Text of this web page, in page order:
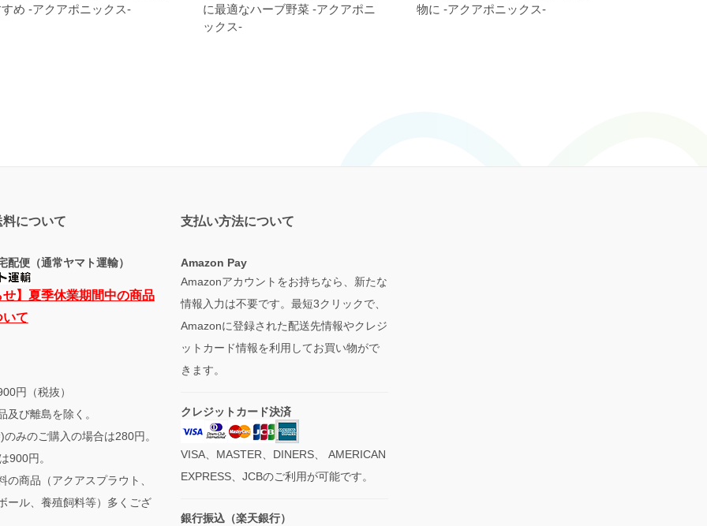
め -アクアポニックス-
に最適なハーブ野菜 -アクアポニ
ックス-
物に -アクアポニックス-
について
配便（通常ヤマト運輸）
】夏季休業期間中の商品
いて
円（税抜）
び離島を除く。
みのご購入の場合は280円。
900円。
商品（アクアスプラウト、
ール、養殖飼料等）多くござ
支払い方法について
Amazon Pay
Amazonアカウントをお持ちなら、新たな
情報入力は不要です。最短3クリックで、
Amazonに登録された配送先情報やクレジ
ットカード情報を利用してお買い物がで
きます。
クレジットカード決済
VISA、MASTER、DINERS、 AMERICAN
EXPRESS、JCBのご利用が可能です。
銀行振込（楽天銀行）